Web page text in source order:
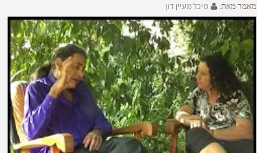
מאמר מאת: מיכל מעיין דון